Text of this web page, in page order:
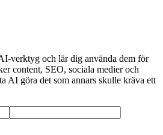
verktyg och lär dig använda dem för
content, SEO, sociala medier och
AI göra det som annars skulle kräva ett